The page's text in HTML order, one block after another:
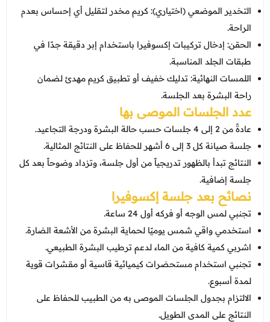
التخدير الموضعي (اختياري): كريم مخدر لتقليل أي إحساس بعدم
الراحة.
الحقن: إدخال تركيبات إكسوفيرا باستخدام إبر دقيقة جدًا في
طبقات الجلد المناسبة.
اللمسات النهائية: تدليك خفيف أو تطبيق كريم مهدئ لضمان
راحة البشرة بعد الجلسة.
عدد الجلسات الموصى بها
عادةً من 2 إلى 4 جلسات حسب حالة البشرة ودرجة التجاعيد.
جلسة صيانة كل 3 إلى 6 أشهر للحفاظ على النتائج المثالية.
النتائج تبدأ بالظهور تدريجياً من أول جلسة، وتزداد وضوحاً بعد كل
جلسة إضافية.
نصائح بعد جلسة إكسوفيرا
تجنبي لمس الوجه أو فركه أول 24 ساعة.
استخدمي واقي شمس يوميًا لحماية البشرة من الأشعة الضارة.
اشربي كمية كافية من الماء لدعم ترطيب البشرة الطبيعي.
تجنبي استخدام مستحضرات كيميائية قاسية أو مقشرات قوية
لمدة أسبوع.
الالتزام بجدول الجلسات الموصى به من الطبيب للحفاظ على
النتائج على المدى الطويل.